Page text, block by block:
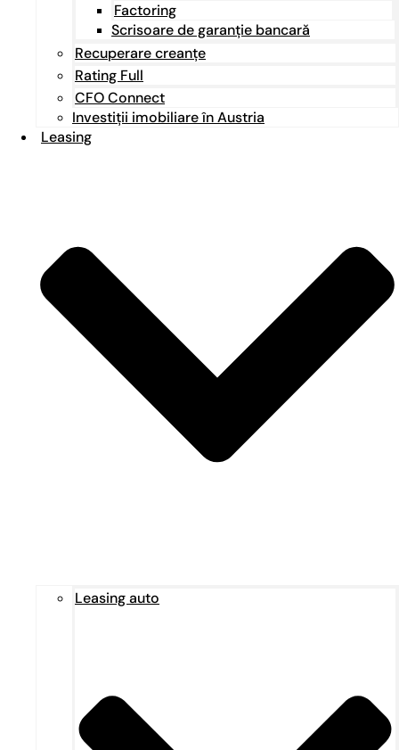
Factoring
Scrisoare de garanție bancară
Recuperare creanțe
Rating Full
CFO Connect
Investiții imobiliare în Austria
Leasing
Leasing auto